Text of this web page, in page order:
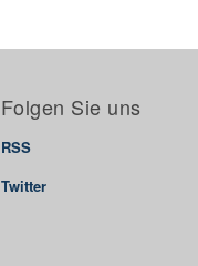
Folgen Sie uns
RSS
Twitter